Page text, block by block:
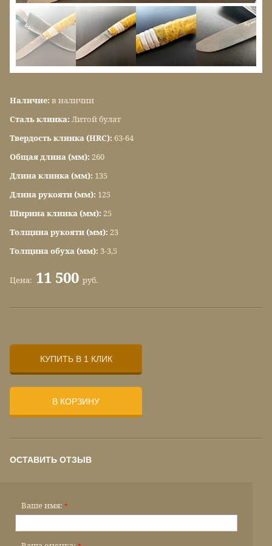
Наличие: в наличии
Сталь клинка: Литой булат
Твердость клинка (HRC): 63-64
Общая длина (мм): 260
Длина клинка (мм): 135
Длина рукояти (мм): 125
Ширина клинка (мм): 25
Толщина рукояти (мм): 23
Толщина обуха (мм): 3-3,5
Цена: 11 500 руб.
КУПИТЬ В 1 КЛИК
В КОРЗИНУ
ОСТАВИТЬ ОТЗЫВ
Ваше имя: *